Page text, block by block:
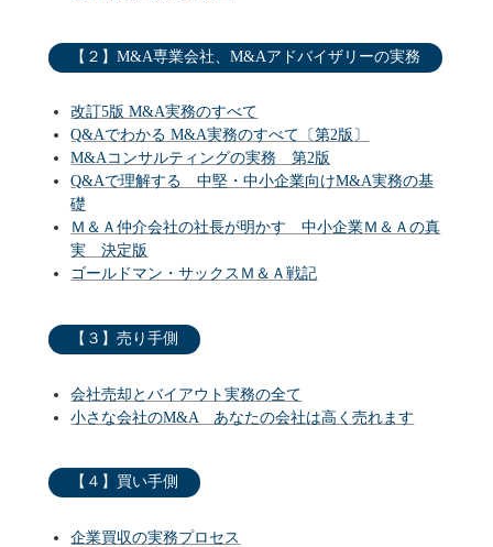
【２】M&A専業会社、M&Aアドバイザリーの実務
改訂5版 M&A実務のすべて
Q&Aでわかる M&A実務のすべて〔第2版〕
M&Aコンサルティングの実務 第2版
Q&Aで理解する 中堅・中小企業向けM&A実務の基
礎
Ｍ＆Ａ仲介会社の社長が明かす 中小企業Ｍ＆Ａの真
実 決定版
ゴールドマン・サックスＭ＆Ａ戦記
【３】売り手側
会社売却とバイアウト実務の全て
小さな会社のM&A あなたの会社は高く売れます
【４】買い手側
企業買収の実務プロセス